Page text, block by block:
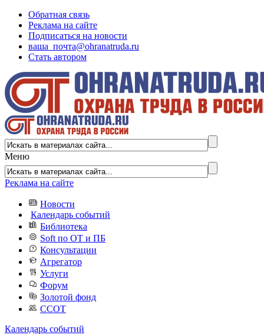
Обратная связь
Реклама на сайте
Подписаться на новости
ваша_почта@ohranatruda.ru
Стать автором
Меню
Реклама на сайте
Новости
Календарь событий
Библиотека
Soft по ОТ и ПБ
Консультации
Агрегатор
Услуги
Форум
Золотой фонд
ССОТ
Календарь событий